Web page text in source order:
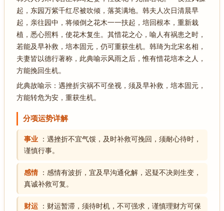
起，东园万紫千红尽被吹倾，落英满地。韩夫人次日清晨早
起，亲往园中，将倾倒之花木一一扶起，培回根本，重新栽
植，悉心照料，使花木复生。其惜花之心，喻人有祸患之时，
若能及早补救，培本固元，仍可重获生机。韩琦为北宋名相，
夫妻皆以德行著称，此典喻示风雨之后，惟有惜花培本之人，
方能挽回生机。
此典故喻示：遇挫折灾祸不可坐视，须及早补救，培本固元，
方能转危为安，重获生机。
分项运势详解
事业
：遇挫折不宜气馁，及时补救可挽回，须耐心待时，
谨慎行事。
感情
：感情有波折，宜及早沟通化解，迟疑不决则生变，
真诚补救可复。
财运
：财运暂滞，须待时机，不可强求，谨慎理财方可保